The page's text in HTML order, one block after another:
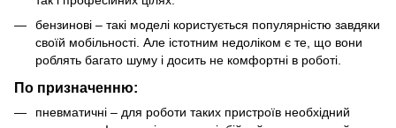
бензинові – такі моделі користується популярністю завдяки
своїй мобільності. Але істотним недоліком є те, що вони
роблять багато шуму і досить не комфортні в роботі.
По призначенню:
пневматичні – для роботи таких пристроїв необхідний